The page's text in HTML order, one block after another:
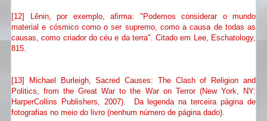
[12] Lênin, por exemplo, afirma: "Podemos considerar o mundo
material e cósmico como o ser supremo, como a causa de todas as
causas, como criador do céu e da terra". Citado em Lee, Eschatology,
815.
[13] Michael Burleigh, Sacred Causes: The Clash of Religion and
Politics, from the Great War to the War on Terror (New York, NY:
HarperCollins Publishers, 2007). Da legenda na terceira página de
fotografias no meio do livro (nenhum número de página dado).